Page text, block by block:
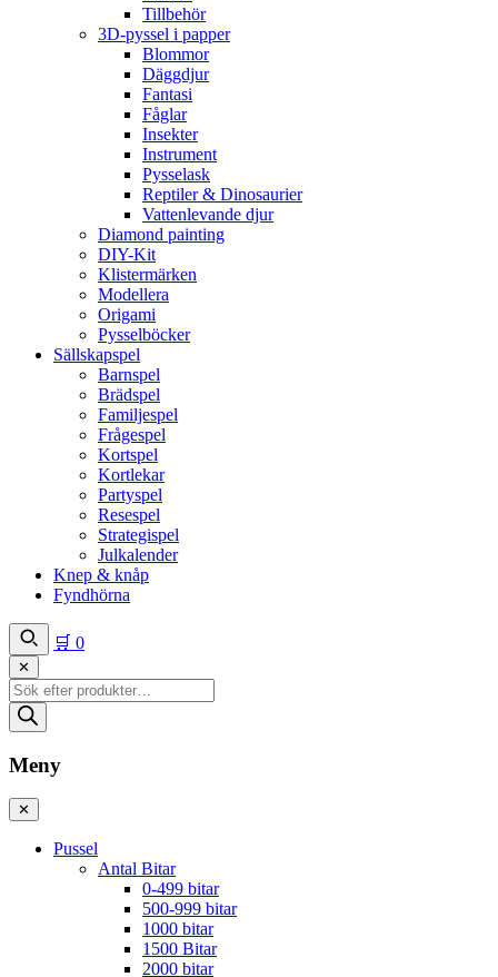
Tillbehör
3D-pyssel i papper
Blommor
Däggdjur
Fantasi
Fåglar
Insekter
Instrument
Pysselask
Reptiler & Dinosaurier
Vattenlevande djur
Diamond painting
DIY-Kit
Klistermärken
Modellera
Origami
Pysselböcker
Sällskapspel
Barnspel
Brädspel
Familjespel
Frågespel
Kortspel
Kortlekar
Partyspel
Resespel
Strategispel
Julkalender
Knep & knåp
Fyndhörna
🛒 0
✕
Produktsökning
Meny
✕
Pussel
Antal Bitar
0-499 bitar
500-999 bitar
1000 bitar
1500 Bitar
2000 bitar